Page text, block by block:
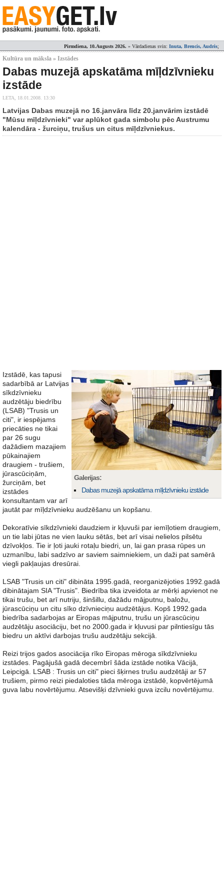
Pirmdiena, 10.Augusts 2026. » Vārdadienas svin: Inuta, Brencis, Audris;
Kultūra un māksla » Izstādes
Dabas muzejā apskatāma mīļdzīvnieku
izstāde
LETA, 18.01.2008. 13:30
Latvijas Dabas muzejā no 16.janvāra līdz 20.janvārim izstādē
"Mūsu mīļdzīvnieki" var aplūkot gada simbolu pēc Austrumu
kalendāra - žurciņu, trušus un citus mīļdzīvniekus.
Galerijas:
Dabas muzejā apskatāma mīļdzīvnieku izstāde
Izstādē, kas tapusi
sadarbībā ar Latvijas
sīkdzīvnieku
audzētāju biedrību
(LSAB) "Trusis un
citi", ir iespējams
priecāties ne tikai
par 26 sugu
dažādiem mazajiem
pūkainajiem
draugiem - trušiem,
jūrascūciņām,
žurciņām, bet
izstādes
konsultantam var arī
jautāt par mīļdzīvnieku audzēšanu un kopšanu.
Dekoratīvie sīkdzīvnieki daudziem ir kļuvuši par iemīļotiem draugiem,
un tie labi jūtas ne vien lauku sētās, bet arī visai nelielos pilsētu
dzīvokļos. Tie ir ļoti jauki rotaļu biedri, un, lai gan prasa rūpes un
uzmanību, labi sadzīvo ar saviem saimniekiem, un daži pat samērā
viegli pakļaujas dresūrai.
LSAB "Trusis un citi" dibināta 1995.gadā, reorganizējoties 1992.gadā
dibinātajam SIA "Trusis". Biedrība tika izveidota ar mērķi apvienot ne
tikai trušu, bet arī nutriju, šinšillu, dažādu mājputnu, baložu,
jūrascūciņu un citu sīko dzīvnieciņu audzētājus. Kopš 1992.gada
biedrība sadarbojas ar Eiropas mājputnu, trušu un jūrascūciņu
audzētāju asociāciju, bet no 2000.gada ir kļuvusi par pilntiesīgu tās
biedru un aktīvi darbojas trušu audzētāju sekcijā.
Reizi trijos gados asociācija rīko Eiropas mēroga sīkdzīvnieku
izstādes. Pagājušā gadā decembrī šāda izstāde notika Vācijā,
Leipcigā. LSAB : Trusis un citi" pieci šķirnes trušu audzētāji ar 57
trušiem, pirmo reizi piedaloties tāda mēroga izstādē, kopvērtējumā
guva labu novērtējumu. Atsevišķi dzīvnieki guva izcilu novērtējumu.